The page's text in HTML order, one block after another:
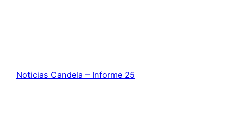
Noticias Candela – Informe 25